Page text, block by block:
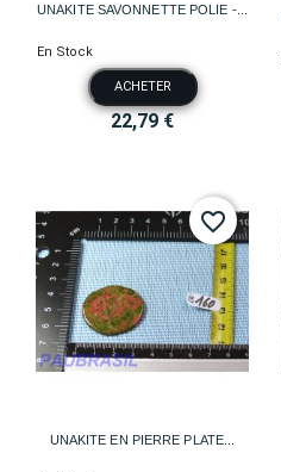
UNAKITE SAVONNETTE POLIE -...
En Stock
ACHETER
22,79 €
UNAKITE EN PIERRE PLATE...
favorite_border